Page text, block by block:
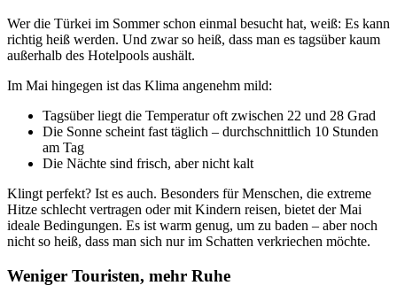
Wer die Türkei im Sommer schon einmal besucht hat, weiß: Es kann
richtig heiß werden. Und zwar so heiß, dass man es tagsüber kaum
außerhalb des Hotelpools aushält.
Im Mai hingegen ist das Klima angenehm mild:
Tagsüber liegt die Temperatur oft zwischen 22 und 28 Grad
Die Sonne scheint fast täglich – durchschnittlich 10 Stunden
am Tag
Die Nächte sind frisch, aber nicht kalt
Klingt perfekt? Ist es auch. Besonders für Menschen, die extreme
Hitze schlecht vertragen oder mit Kindern reisen, bietet der Mai
ideale Bedingungen. Es ist warm genug, um zu baden – aber noch
nicht so heiß, dass man sich nur im Schatten verkriechen möchte.
Weniger Touristen, mehr Ruhe